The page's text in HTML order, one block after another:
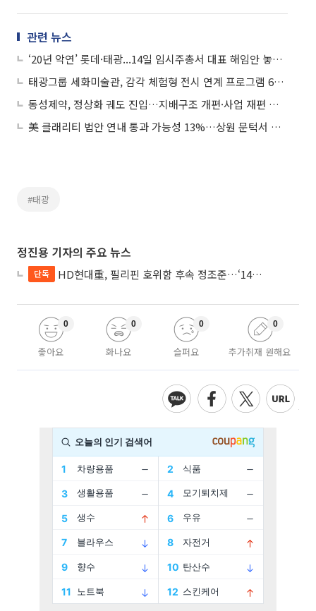
관련 뉴스
‘20년 악연’ 롯데·태광...14일 임시주총서 대표 해임안 놓고 충돌
태광그룹 세화미술관, 감각 체험형 전시 연계 프로그램 6월까지 운영
동성제약, 정상화 궤도 진입…지배구조 개편·사업 재편 본격화
美 클래리티 법안 연내 통과 가능성 13%…상원 문턱서 제동
#태광
정진용 기자의 주요 뉴스
단독 HD현대重, 필리핀 호위함 후속 정조준…‘14척+α’ 싹쓸이 노린다
좋아요
0
화나요
0
슬퍼요
0
추가취재 원해요
0